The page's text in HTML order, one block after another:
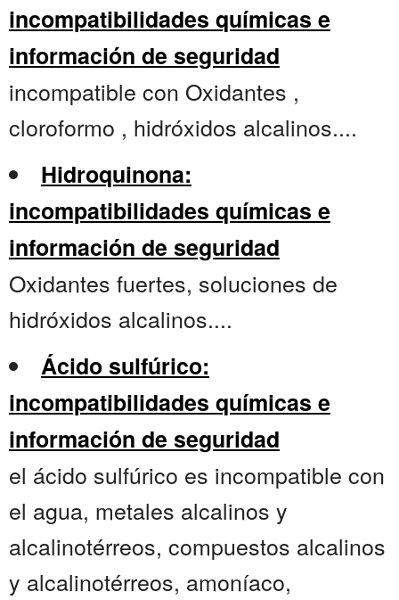
incompatibilidades químicas e
información de seguridad
incompatible con Oxidantes ,
cloroformo , hidróxidos alcalinos....
Hidroquinona:
incompatibilidades químicas e
información de seguridad
Oxidantes fuertes, soluciones de
hidróxidos alcalinos....
Ácido sulfúrico:
incompatibilidades químicas e
información de seguridad
el ácido sulfúrico es incompatible con
el agua, metales alcalinos y
alcalinotérreos, compuestos alcalinos
y alcalinotérreos, amoníaco,